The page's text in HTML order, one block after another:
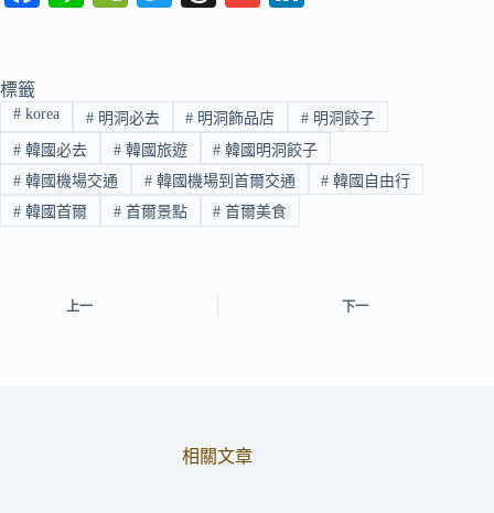
ok
ha
t
r
ds
In
標籤
#korea #明洞必去 # 明洞飾品店 # 明洞餃子
#韓國必去 #韓國旅遊 # 韓國明洞餃子
#韓國機場交通 #韓國機場到首爾交通 # 韓國自由行
#韓國首爾 #首爾景點 # 首爾美食
上一 下一
相關文章